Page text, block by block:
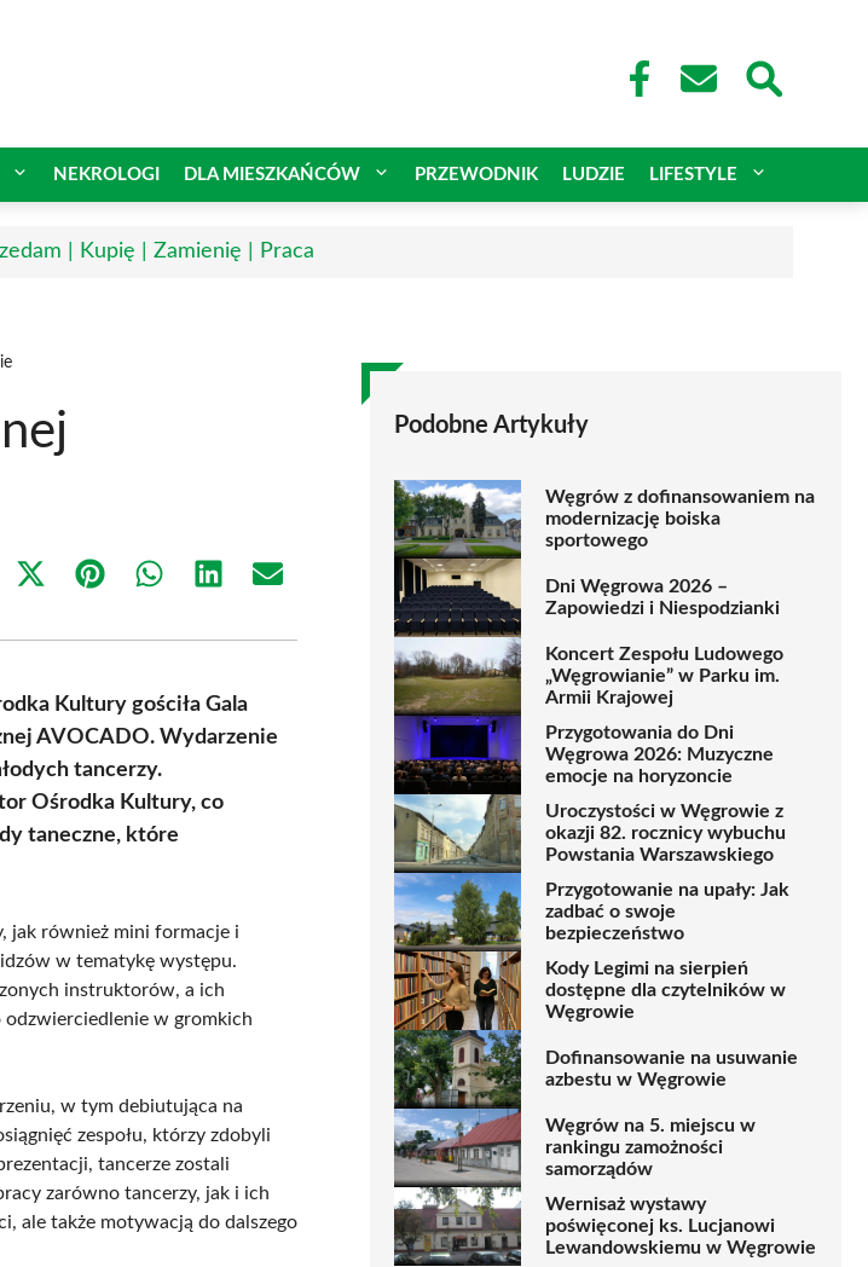
NEKROLOGI DLA MIESZKAŃCÓW PRZEWODNIK LUDZIE LIFESTYLE
| Kupię | Zamienię | Praca
Share
(Twitter)
Share Share Share Share
Kultury gościła Gala
AVOCADO. Wydarzenie
tancerzy.
Ośrodka Kultury, co
taneczne, które
jak również mini formacje i
w tematykę występu.
instruktorów, a ich
odzwierciedlenie w gromkich
w tym debiutująca na
zespołu, którzy zdobyli
tancerze zostali
zarówno tancerzy, jak i ich
ale także motywacją do dalszego
Podobne Artykuły
Węgrów z dofinansowaniem na
modernizację boiska
sportowego
Dni Węgrowa 2026 –
Zapowiedzi i Niespodzianki
Koncert Zespołu Ludowego
„Węgrowianie” w Parku im.
Armii Krajowej
Przygotowania do Dni
Węgrowa 2026: Muzyczne
emocje na horyzoncie
Uroczystości w Węgrowie z
okazji 82. rocznicy wybuchu
Powstania Warszawskiego
Przygotowanie na upały: Jak
zadbać o swoje
bezpieczeństwo
Kody Legimi na sierpień
dostępne dla czytelników w
Węgrowie
Dofinansowanie na usuwanie
azbestu w Węgrowie
Węgrów na 5. miejscu w
rankingu zamożności
samorządów
Wernisaż wystawy
poświęconej ks. Lucjanowi
Lewandowskiemu w Węgrowie